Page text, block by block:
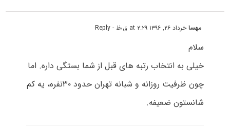
مهساخرداد ۲۶, ۱۳۹۶ at ۲:۲۹ ق٫ظ - Reply
سلام
خیلی به انتخاب رتبه های قبل از شما بستگی داره. اما
چون ظرفیت روزانه و شبانه تهران حدود ۳۰نفره، یه کم
شانستون ضعیفه.